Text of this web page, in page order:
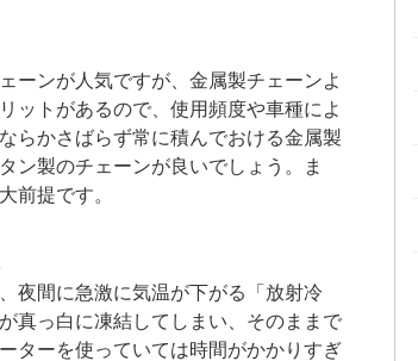
ーンが人気ですが、金属製チェーンよ
ットがあるので、使用頻度や車種によ
らかさばらず常に積んでおける金属製
ン製のチェーンが良いでしょう。ま
前提です。
夜間に急激に気温が下がる「放射冷
真っ白に凍結してしまい、そのままで
ターを使っていては時間がかかりすぎ